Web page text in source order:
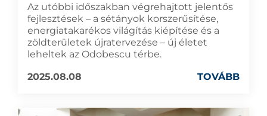
Az utóbbi időszakban végrehajtott jelentős
fejlesztések – a sétányok korszerűsítése,
energiatakarékos világítás kiépítése és a
zöldterületek újratervezése – új életet
leheltek az Odobescu térbe.
2025.08.08
TOVÁBB